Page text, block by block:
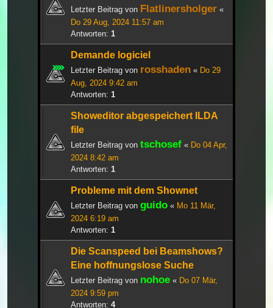
Letzter Beitrag von Flatlinersholger «
Do 29 Aug, 2024 11:57 am
Antworten: 1
Demande logiciel
Letzter Beitrag von rosshaden « Do 29
Aug, 2024 9:42 am
Antworten: 1
Showeditor abgespeichert ILDA
file
Letzter Beitrag von tschosef « Do 04 Apr,
2024 8:42 am
Antworten: 1
Probleme mit dem Shownet
Letzter Beitrag von guido « Mo 11 Mär,
2024 6:19 am
Antworten: 1
Die Scanspeed bei Beamshows?
Eine hoffnungslose Suche
Letzter Beitrag von nohoe « Do 07 Mär,
2024 9:59 pm
Antworten: 4